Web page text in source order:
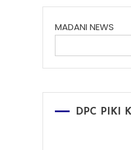
MADANI NEWS
DPC PIKI